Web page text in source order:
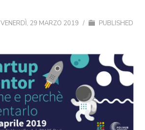
VENERDÌ, 29 MARZO 2019 /
PUBLISHED